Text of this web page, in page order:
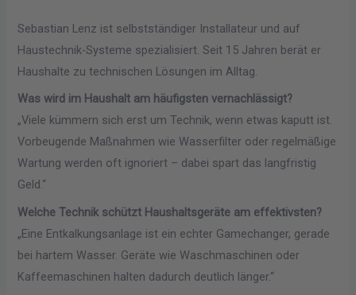
Sebastian Lenz ist selbstständiger Installateur und auf
Haustechnik-Systeme spezialisiert. Seit 15 Jahren berät er
Haushalte zu technischen Lösungen im Alltag.
Was wird im Haushalt am häufigsten vernachlässigt?
„Viele kümmern sich erst um Technik, wenn etwas kaputt ist.
Vorbeugende Maßnahmen wie Wasserfilter oder regelmäßige
Wartung werden oft ignoriert – dabei spart das langfristig
Geld.“
Welche Technik schützt Haushaltsgeräte am effektivsten?
„Eine Entkalkungsanlage ist ein echter Gamechanger, gerade
bei hartem Wasser. Geräte wie Waschmaschinen oder
Kaffeemaschinen halten dadurch deutlich länger.“